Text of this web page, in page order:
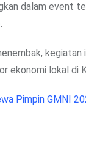
dalam event
ekonomi lokal di
Pimpin GMNI